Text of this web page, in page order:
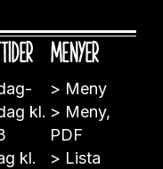
kl.
kl.
Menyer
> Meny
> Meny,
PDF
> Lista